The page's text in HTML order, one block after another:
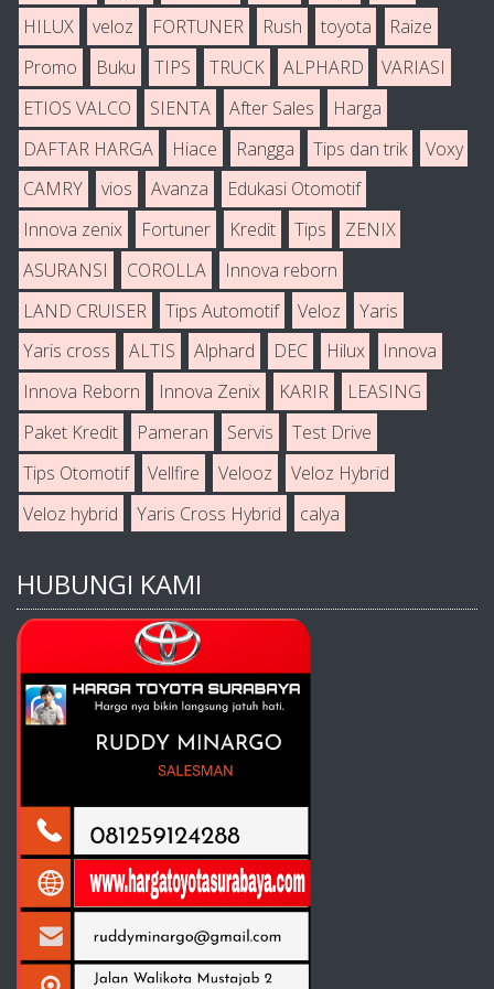
HILUX
veloz FORTUNER Rush toyota
Raize
Promo
Buku TIPS TRUCK ALPHARD
VARIASI
ETIOS VALCO
SIENTA After Sales
Harga
DAFTAR HARGA
Hiace Rangga Tips dan trik
Voxy
CAMRY
vios Avanza
Edukasi Otomotif
Innova zenix
Fortuner Kredit Tips
ZENIX
ASURANSI
COROLLA
Innova reborn
LAND CRUISER
Tips Automotif Veloz
Yaris
Yaris cross
ALTIS Alphard DEC Hilux
Innova
Innova Reborn
Innova Zenix KARIR
LEASING
Paket Kredit
Pameran Servis
Test Drive
Tips Otomotif
Vellfire Velooz
Veloz Hybrid
Veloz hybrid
Yaris Cross Hybrid calya
HUBUNGI KAMI